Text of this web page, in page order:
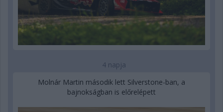
4 napja
Molnár Martin második lett Silverstone-ban, a
bajnokságban is előrelépett